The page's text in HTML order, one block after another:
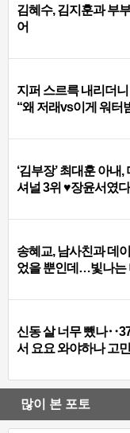
김혜수, 김지훈과 부
어
지퍼 스르륵 내리더
“왜 저래vs이게 워터
‘김부장’ 최대훈 아내
셔널 3위 ♥장윤서였다
송혜교, 남사친과 데
었을 뿐인데…빛나는
신동 살 너무 뺐나
서 요요 와야하나 고
많이 본 포토